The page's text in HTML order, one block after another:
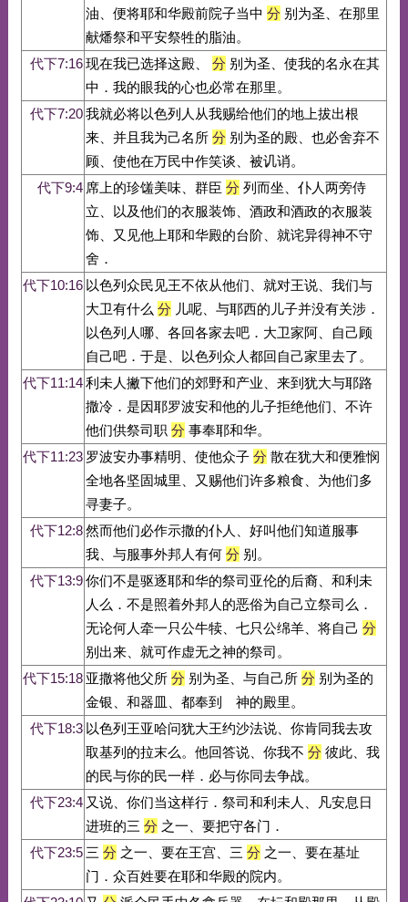
油、便将耶和华殿前院子当中 分别为圣、在那里
献燔祭和平安祭牲的脂油。
代下7:16现在我已选择这殿、 分别为圣、使我的名永在其
中．我的眼我的心也必常在那里。
代下7:20我就必将以色列人从我赐给他们的地上拔出根
来、并且我为己名所 分别为圣的殿、也必舍弃不
顾、使他在万民中作笑谈、被讥诮。
代下9:4 席上的珍馐美味、群臣 分列而坐、仆人两旁侍
立、以及他们的衣服装饰、酒政和酒政的衣服装
饰、又见他上耶和华殿的台阶、就诧异得神不守
舍．
代下10:16 以色列众民见王不依从他们、就对王说、我们与
大卫有什么 分儿呢、与耶西的儿子并没有关涉．
以色列人哪、各回各家去吧．大卫家阿、自己顾
自己吧．于是、以色列众人都回自己家里去了。
代下11:14利未人撇下他们的郊野和产业、来到犹大与耶路
撒冷．是因耶罗波安和他的儿子拒绝他们、不许
他们供祭司职 分事奉耶和华。
代下11:23 罗波安办事精明、使他众子 分散在犹大和便雅悯
全地各坚固城里、又赐他们许多粮食、为他们多
寻妻子。
代下12:8然而他们必作示撒的仆人、好叫他们知道服事
我、与服事外邦人有何 分别。
代下13:9你们不是驱逐耶和华的祭司亚伦的后裔、和利未
人么．不是照着外邦人的恶俗为自己立祭司么．
无论何人牵一只公牛犊、七只公绵羊、将自己 分
别出来、就可作虚无之神的祭司。
代下15:18 亚撒将他父所 分别为圣、与自己所 分别为圣的
金银、和器皿、都奉到 神的殿里。
代下18:3 以色列王亚哈问犹大王约沙法说、你肯同我去攻
取基列的拉末么。他回答说、你我不 分彼此、我
的民与你的民一样．必与你同去争战。
代下23:4 又说、你们当这样行．祭司和利未人、凡安息日
进班的三 分之一、要把守各门．
代下23:5 三 分之一、要在王宫、三 分之一、要在基址
门．众百姓要在耶和华殿的院内。